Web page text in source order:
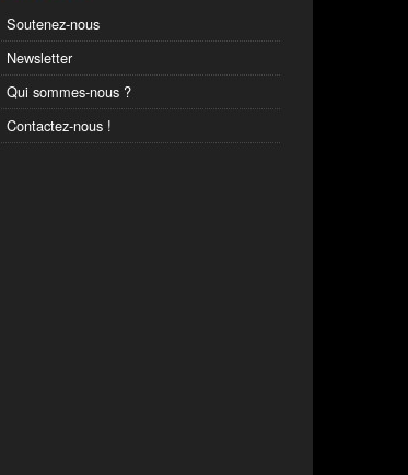
Soutenez-nous
Newsletter
Qui sommes-nous ?
Contactez-nous !